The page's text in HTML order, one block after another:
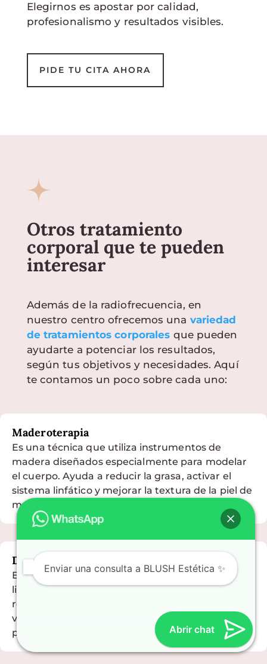
Elegirnos es apostar por calidad,
profesionalismo y resultados visibles.
PIDE TU CITA AHORA
Otros tratamiento
corporal que te pueden
interesar
Además de la radiofrecuencia, en
nuestro centro ofrecemos una variedad
de tratamientos corporales que pueden
ayudarte a potenciar los resultados,
según tus objetivos y necesidades. Aquí
te contamos un poco sobre cada uno:
Maderoterapia
Es una técnica que utiliza instrumentos de
madera diseñados especialmente para modelar
el cuerpo. Ayuda a reducir la grasa, activar el
sistema linfático y mejorar la textura de la piel de
manera natural.
Drenaje linfático
Este masaje suave y indoloro estimula el sistema
linfático para eliminar toxinas y líquidos
retenidos. Es ideal para desinflamar, reducir
volumen y aliviar la sensación de piernas
pesadas.
Enviar una consulta a BLUSH Estética ✨
Abrir chat